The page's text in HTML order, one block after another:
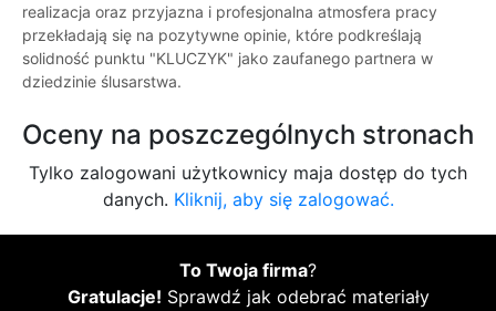
realizacja oraz przyjazna i profesjonalna atmosfera pracy
przekładają się na pozytywne opinie, które podkreślają
solidność punktu "KLUCZYK" jako zaufanego partnera w
dziedzinie ślusarstwa.
Oceny na poszczególnych stronach
Tylko zalogowani użytkownicy maja dostęp do tych
danych. Kliknij, aby się zalogować.
To Twoja firma?
Gratulacje! Sprawdź jak odebrać materiały